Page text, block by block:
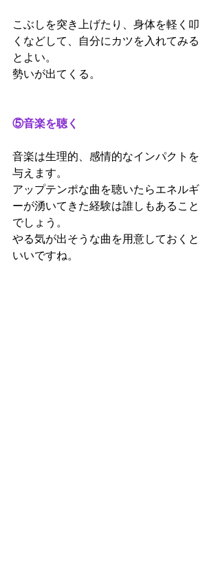
こぶしを突き上げたり、身体を軽く叩
くなどして、自分にカツを入れてみる
とよい。
勢いが出てくる。
⑤音楽を聴く
音楽は生理的、感情的なインパクトを
与えます。
アップテンポな曲を聴いたらエネルギ
ーが湧いてきた経験は誰しもあること
でしょう。
やる気が出そうな曲を用意しておくと
いいですね。